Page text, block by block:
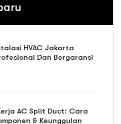
HVAC Jakarta
Dan Bergaransi
AC Split Duct: Cara
& Keunggulan